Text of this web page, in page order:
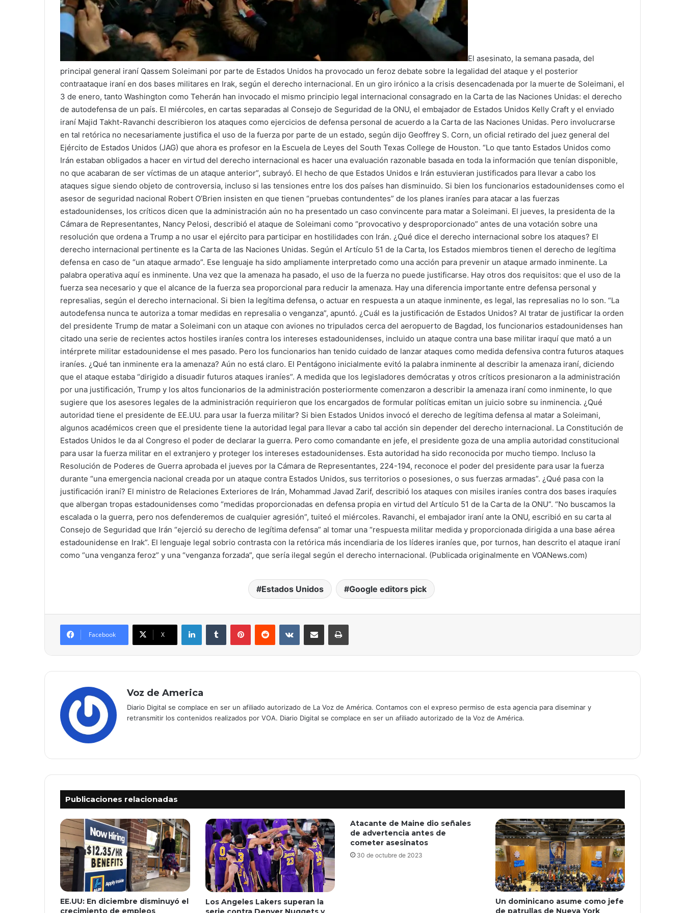
El asesinato, la semana pasada, del
principal general iraní Qassem Soleimani por parte de Estados Unidos ha provocado un feroz debate sobre la legalidad del ataque y el posterior
contraataque iraní en dos bases militares en Irak, según el derecho internacional. En un giro irónico a la crisis desencadenada por la muerte de Soleimani, el
3 de enero, tanto Washington como Teherán han invocado el mismo principio legal internacional consagrado en la Carta de las Naciones Unidas: el derecho
de autodefensa de un país. El miércoles, en cartas separadas al Consejo de Seguridad de la ONU, el embajador de Estados Unidos Kelly Craft y el enviado
iraní Majid Takht-Ravanchi describieron los ataques como ejercicios de defensa personal de acuerdo a la Carta de las Naciones Unidas. Pero involucrarse
en tal retórica no necesariamente justifica el uso de la fuerza por parte de un estado, según dijo Geoffrey S. Corn, un oficial retirado del juez general del
Ejército de Estados Unidos (JAG) que ahora es profesor en la Escuela de Leyes del South Texas College de Houston. “Lo que tanto Estados Unidos como
Irán estaban obligados a hacer en virtud del derecho internacional es hacer una evaluación razonable basada en toda la información que tenían disponible,
no que acabaran de ser víctimas de un ataque anterior”, subrayó. El hecho de que Estados Unidos e Irán estuvieran justificados para llevar a cabo los
ataques sigue siendo objeto de controversia, incluso si las tensiones entre los dos países han disminuido. Si bien los funcionarios estadounidenses como el
asesor de seguridad nacional Robert O’Brien insisten en que tienen “pruebas contundentes” de los planes iraníes para atacar a las fuerzas
estadounidenses, los críticos dicen que la administración aún no ha presentado un caso convincente para matar a Soleimani. El jueves, la presidenta de la
Cámara de Representantes, Nancy Pelosi, describió el ataque de Soleimani como “provocativo y desproporcionado” antes de una votación sobre una
resolución que ordena a Trump a no usar el ejército para participar en hostilidades con Irán. ¿Qué dice el derecho internacional sobre los ataques? El
derecho internacional pertinente es la Carta de las Naciones Unidas. Según el Artículo 51 de la Carta, los Estados miembros tienen el derecho de legítima
defensa en caso de “un ataque armado”. Ese lenguaje ha sido ampliamente interpretado como una acción para prevenir un ataque armado inminente. La
palabra operativa aquí es inminente. Una vez que la amenaza ha pasado, el uso de la fuerza no puede justificarse. Hay otros dos requisitos: que el uso de la
fuerza sea necesario y que el alcance de la fuerza sea proporcional para reducir la amenaza. Hay una diferencia importante entre defensa personal y
represalias, según el derecho internacional. Si bien la legítima defensa, o actuar en respuesta a un ataque inminente, es legal, las represalias no lo son. “La
autodefensa nunca te autoriza a tomar medidas en represalia o venganza”, apuntó. ¿Cuál es la justificación de Estados Unidos? Al tratar de justificar la orden
del presidente Trump de matar a Soleimani con un ataque con aviones no tripulados cerca del aeropuerto de Bagdad, los funcionarios estadounidenses han
citado una serie de recientes actos hostiles iraníes contra los intereses estadounidenses, incluido un ataque contra una base militar iraquí que mató a un
intérprete militar estadounidense el mes pasado. Pero los funcionarios han tenido cuidado de lanzar ataques como medida defensiva contra futuros ataques
iraníes. ¿Qué tan inminente era la amenaza? Aún no está claro. El Pentágono inicialmente evitó la palabra inminente al describir la amenaza iraní, diciendo
que el ataque estaba “dirigido a disuadir futuros ataques iraníes”. A medida que los legisladores demócratas y otros críticos presionaron a la administración
por una justificación, Trump y los altos funcionarios de la administración posteriormente comenzaron a describir la amenaza iraní como inminente, lo que
sugiere que los asesores legales de la administración requirieron que los encargados de formular políticas emitan un juicio sobre su inminencia. ¿Qué
autoridad tiene el presidente de EE.UU. para usar la fuerza militar? Si bien Estados Unidos invocó el derecho de legítima defensa al matar a Soleimani,
algunos académicos creen que el presidente tiene la autoridad legal para llevar a cabo tal acción sin depender del derecho internacional. La Constitución de
Estados Unidos le da al Congreso el poder de declarar la guerra. Pero como comandante en jefe, el presidente goza de una amplia autoridad constitucional
para usar la fuerza militar en el extranjero y proteger los intereses estadounidenses. Esta autoridad ha sido reconocida por mucho tiempo. Incluso la
Resolución de Poderes de Guerra aprobada el jueves por la Cámara de Representantes, 224-194, reconoce el poder del presidente para usar la fuerza
durante “una emergencia nacional creada por un ataque contra Estados Unidos, sus territorios o posesiones, o sus fuerzas armadas”. ¿Qué pasa con la
justificación iraní? El ministro de Relaciones Exteriores de Irán, Mohammad Javad Zarif, describió los ataques con misiles iraníes contra dos bases iraquíes
que albergan tropas estadounidenses como “medidas proporcionadas en defensa propia en virtud del Artículo 51 de la Carta de la ONU”. “No buscamos la
escalada o la guerra, pero nos defenderemos de cualquier agresión”, tuiteó el miércoles. Ravanchi, el embajador iraní ante la ONU, escribió en su carta al
Consejo de Seguridad que Irán “ejerció su derecho de legítima defensa” al tomar una “respuesta militar medida y proporcionada dirigida a una base aérea
estadounidense en Irak”. El lenguaje legal sobrio contrasta con la retórica más incendiaria de los líderes iraníes que, por turnos, han descrito el ataque iraní
como “una venganza feroz” y una “venganza forzada”, que sería ilegal según el derecho internacional. (Publicada originalmente en VOANews.com)
Estados Unidos Google editors pick
Facebook X
Voz de America
Diario Digital se complace en ser un afiliado autorizado de La Voz de América. Contamos con el expreso permiso de esta agencia para diseminar y
retransmitir los contenidos realizados por VOA. Diario Digital se complace en ser un afiliado autorizado de la Voz de América.
Publicaciones relacionadas
EE.UU: En diciembre disminuyó el
crecimiento de empleos
Los Angeles Lakers superan la
Atacante de Maine dio señales
de advertencia antes de
cometer asesinatos
30 de octubre de 2023
Un dominicano asume como jefe
de patrullas de Nueva York